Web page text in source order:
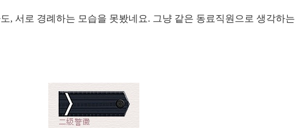
, 서로 경례하는 모습을 못봤네요. 그냥 같은 동료직원으로 생각하는